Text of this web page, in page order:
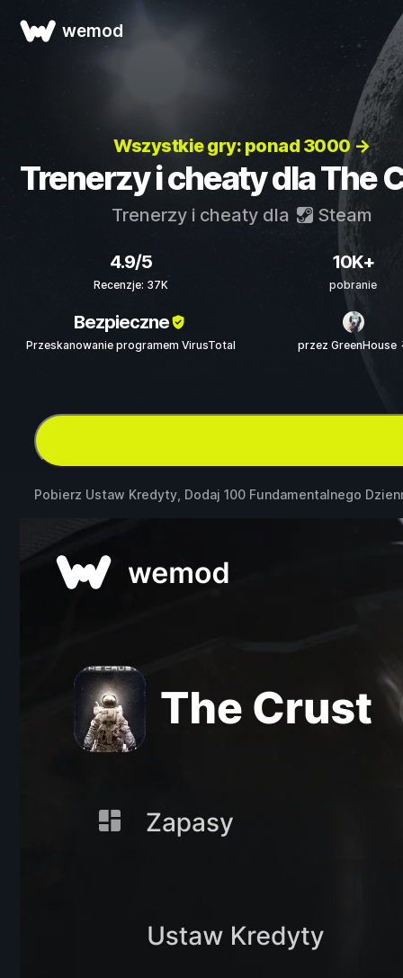
wemod
Wszystkie gry: ponad 3000 →
Trenerzy i cheaty dla The
Trenerzy i cheaty dla Steam
4.9/5
Recenzje: 37K
10K+
pobranie
Bezpieczne
Przeskanowanie programem VirusTotal przez GreenHouse
Pobierz Ustaw Kredyty, Dodaj 100 Fundamentalnego